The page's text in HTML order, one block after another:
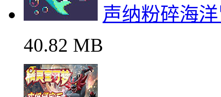
声纳粉碎海
40.82 MB